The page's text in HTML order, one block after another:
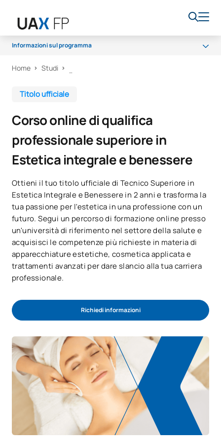
Informazioni sul programma
Programma
Opportunità di carriera
Home Studi
Titolo ufficiale
Corso online di qualifica
professionale superiore in
Estetica integrale e benessere
Ottieni il tuo titolo ufficiale di Tecnico Superiore in
Estetica Integrale e Benessere in 2 anni e trasforma la
tua passione per l'estetica in una professione con un
futuro. Segui un percorso di formazione online presso
un'università di riferimento nel settore della salute e
acquisisci le competenze più richieste in materia di
apparecchiature estetiche, cosmetica applicata e
trattamenti avanzati per dare slancio alla tua carriera
professionale.
Richiedi informazioni